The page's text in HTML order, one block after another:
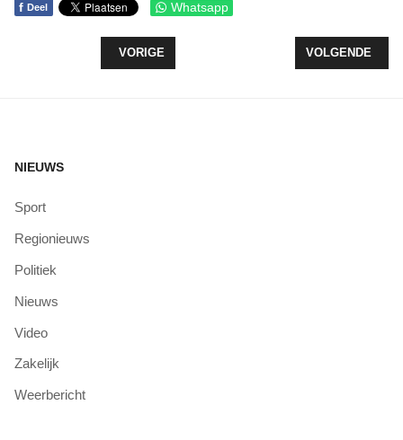
f Deel Whatsapp
VORIG ARTIKEL: FLEVOLAND: GEEN TIJD VOOR
VORIGE VOLGENDE
VOLGENDE
NIEUWS
Sport
Regionieuws
Politiek
Nieuws
Video
Zakelijk
Weerbericht